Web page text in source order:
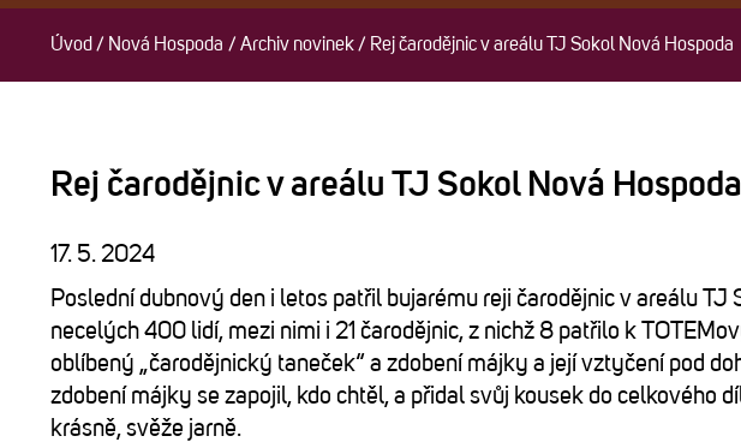
Úvod / Nová Hospoda / Archiv novinek / Rej čarodějnic v areálu TJ Sokol Nová Hospoda
Rej čarodějnic v areálu TJ Sokol Nová Hospoda
17. 5. 2024
Poslední dubnový den i letos patřil bujarému reji čarodějnic v areálu TJ
necelých 400 lidí, mezi nimi i 21 čarodějnic, z nichž 8 patřilo k
oblíbený „čarodějnický taneček“ a zdobení májky a její vztyčení pod
zdobení májky se zapojil, kdo chtěl, a přidal svůj kousek do celkového
krásně, svěže jarně.